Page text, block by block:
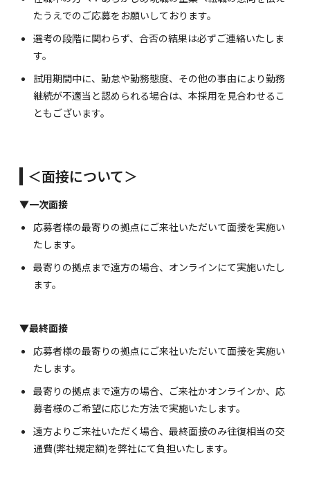
たうえでのご応募をお願いしております。
選考の段階に関わらず、合否の結果は必ずご連絡いたしま
す。
試用期間中に、勤怠や勤務態度、その他の事由により勤務
継続が不適当と認められる場合は、本採用を見合わせるこ
ともございます。
＜面接について＞
▼一次面接
応募者様の最寄りの拠点にご来社いただいて面接を実施い
たします。
最寄りの拠点まで遠方の場合、オンラインにて実施いたし
ます。
▼最終面接
応募者様の最寄りの拠点にご来社いただいて面接を実施い
たします。
最寄りの拠点まで遠方の場合、ご来社かオンラインか、応
募者様のご希望に応じた方法で実施いたします。
遠方よりご来社いただく場合、最終面接のみ往復相当の交
通費(弊社規定額)を弊社にて負担いたします。